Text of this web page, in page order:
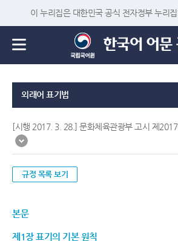
이 누리집은 대한민국 공식 전자정부 누리집
외래어 표기법
[시행 2017. 3. 28.] 문화체육관광부 고시 제
규정 목록 보기
본문
제1장 표기의 기본 원칙